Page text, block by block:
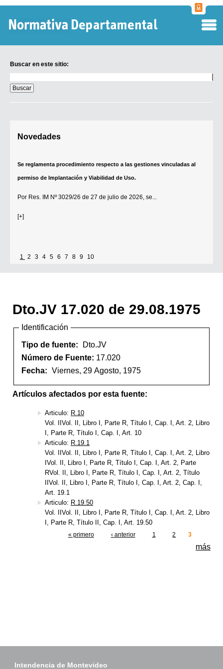
Buscar en este sitio:
en
este
sitio:
Novedades
Se reglamenta procedimiento respecto a las gestiones vinculadas al
permiso de Implantación y Viabilidad de Uso.
Por Res. IM Nº 3029/26 de 27 de julio de 2026, se...
[+]
1 2 3 4 5 6 7 8 9 10
Dto.JV 17.020 de 29.08.1975
Identificación
Tipo de fuente:
Dto.JV
Número de Fuente: 17.020
Fecha: Viernes, 29 Agosto, 1975
Artículos afectados por esta fuente:
Articulo: R.10
Vol. IIVol. II, Libro I, Parte R, Título I, Cap. I, Art. 2, Libro
I, Parte R, Título I, Cap. I, Art. 10
Articulo: R.19.1
Vol. IIVol. II, Libro I, Parte R, Título I, Cap. I, Art. 2, Libro
IVol. II, Libro I, Parte R, Título I, Cap. I, Art. 2, Parte
RVol. II, Libro I, Parte R, Título I, Cap. I, Art. 2, Título
IIVol. II, Libro I, Parte R, Título I, Cap. I, Art. 2, Cap. I,
Art. 19.1
Articulo: R.19.50
Vol. IIVol. II, Libro I, Parte R, Título I, Cap. I, Art. 2, Libro
I, Parte R, Título II, Cap. I, Art. 19.50
« primero ‹ anterior 1 2 3
más
Intendencia de Montevideo